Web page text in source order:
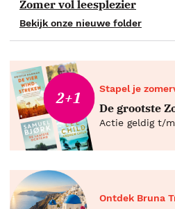
Zomer vol leesplezier
Bekijk onze nieuwe folder
2+1 Stapel je
De grootste
Actie geldig t/
Ontdek Bruna